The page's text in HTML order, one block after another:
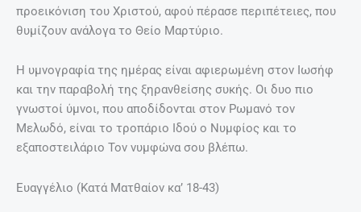
προεικόνιση του Χριστού, αφού πέρασε περιπέτειες, που
θυμίζουν ανάλογα το Θείο Μαρτύριο.
Η υμνογραφία της ημέρας είναι αφιερωμένη στον Ιωσήφ
και την παραβολή της ξηρανθείσης συκής. Οι δυο πιο
γνωστοί ύμνοι, που αποδίδονται στον Ρωμανό τον
Μελωδό, είναι το τροπάριο Ιδού ο Νυμφίος και το
εξαποστειλάριο Τον νυμφώνα σου βλέπω.
Ευαγγέλιο (Κατά Ματθαίον κα’ 18-43)